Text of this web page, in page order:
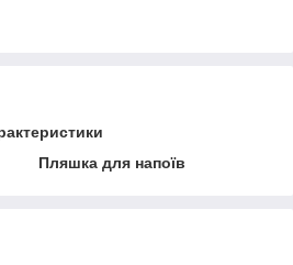
Пляшка для напоїв